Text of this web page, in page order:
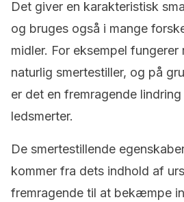
Det giver en karakteristisk
og bruges også i mange
midler. For eksempel fungerer
naturlig smertestiller, og på
er det en fremragende
ledsmerter.
De smertestillende
kommer fra dets indhold af
fremragende til at bekæmpe